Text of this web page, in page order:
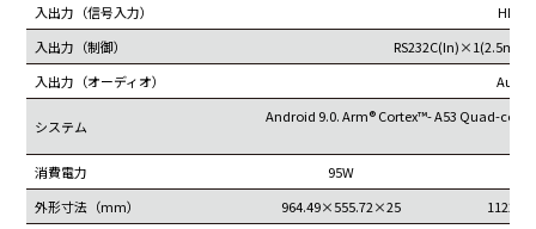
入出力（信号入力）
入出力（制御）
入出力（オーディオ）
システム
Android 9.0. Arm® Cortex™- A53 Quad-core,
消費電力
95W
外形寸法（mm）
964.49×555.72×25